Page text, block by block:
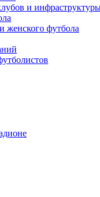
и
женского футбола